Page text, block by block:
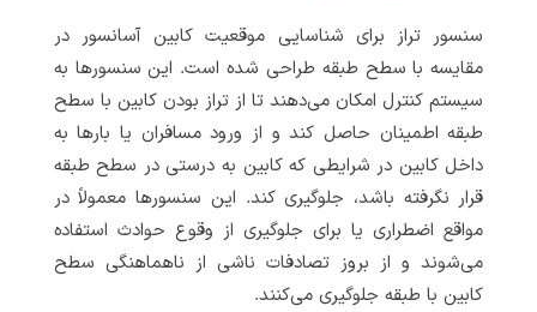
سنسور تراز برای شناسایی موقعیت کابین آسانسور در
مقایسه با سطح طبقه طراحی شده است. این سنسورها به
سیستم کنترل امکان می‌دهند تا از تراز بودن کابین با سطح
طبقه اطمینان حاصل کند و از ورود مسافران یا بارها به
داخل کابین در شرایطی که کابین به درستی در سطح طبقه
قرار نگرفته باشد، جلوگیری کند. این سنسورها معمولاً در
مواقع اضطراری یا برای جلوگیری از وقوع حوادث استفاده
می‌شوند و از بروز تصادفات ناشی از ناهماهنگی سطح
کابین با طبقه جلوگیری می‌کنند.